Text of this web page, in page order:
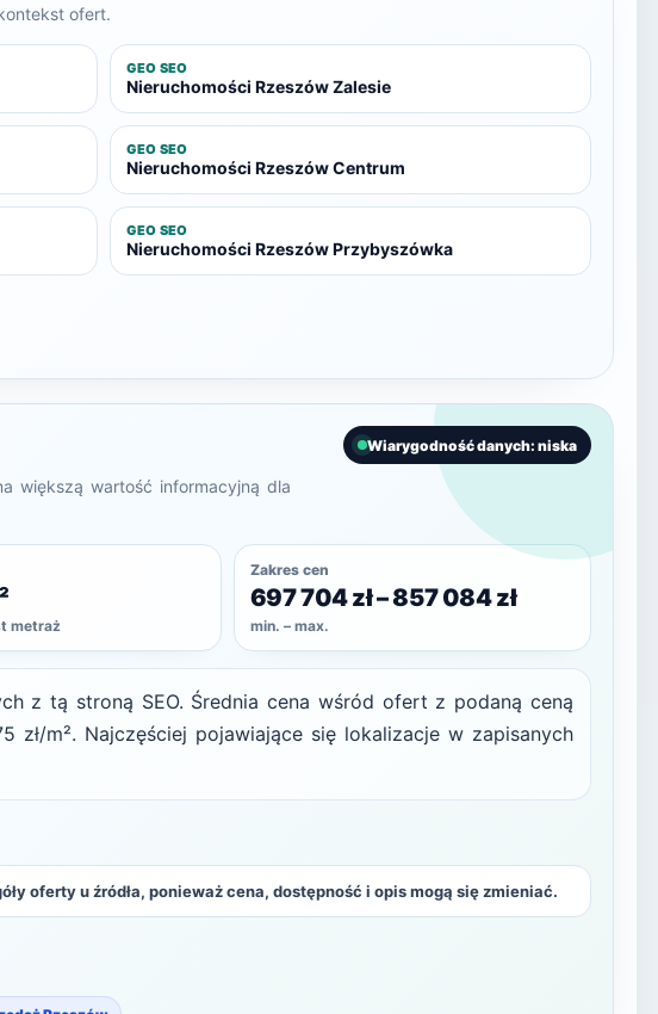
ofert.
GEO SEO
Nieruchomości Rzeszów Zalesie
GEO SEO
Nieruchomości Rzeszów Centrum
GEO SEO
Nieruchomości Rzeszów Przybyszówka
większą wartość informacyjną dla
Wiarygodność danych: niska
metraż
Zakres cen
697 704 zł – 857 084 zł
min. – max.
z tą stroną SEO. Średnia cena wśród ofert z podaną ceną
zł/m². Najczęściej pojawiające się lokalizacje w zapisanych
oferty u źródła, ponieważ cena, dostępność i opis mogą się zmieniać.